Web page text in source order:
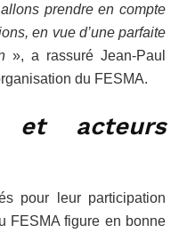
prendre en compte
en vue d’une parfaite
», a rassuré Jean-Paul
du FESMA.
et acteurs
pour leur participation
FESMA figure en bonne